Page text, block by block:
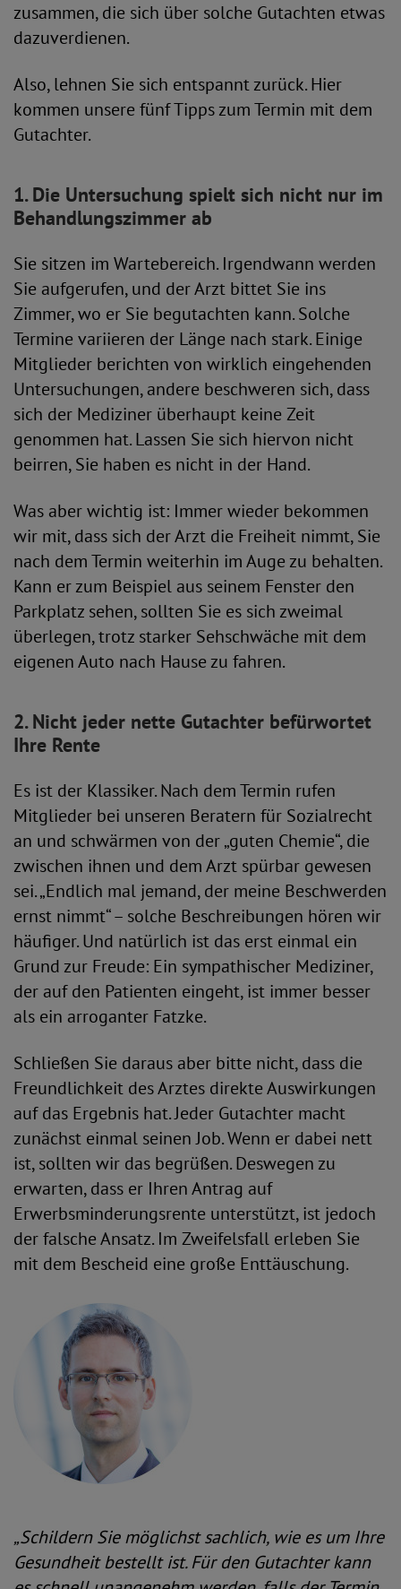
zusammen, die sich über solche Gutachten etwas
dazuverdienen.
Also, lehnen Sie sich entspannt zurück. Hier
kommen unsere fünf Tipps zum Termin mit dem
Gutachter.
1. Die Untersuchung spielt sich nicht nur im
Behandlungszimmer ab
Sie sitzen im Wartebereich. Irgendwann werden
Sie aufgerufen, und der Arzt bittet Sie ins
Zimmer, wo er Sie begutachten kann. Solche
Termine variieren der Länge nach stark. Einige
Mitglieder berichten von wirklich eingehenden
Untersuchungen, andere beschweren sich, dass
sich der Mediziner überhaupt keine Zeit
genommen hat. Lassen Sie sich hiervon nicht
beirren, Sie haben es nicht in der Hand.
Was aber wichtig ist: Immer wieder bekommen
wir mit, dass sich der Arzt die Freiheit nimmt, Sie
nach dem Termin weiterhin im Auge zu behalten.
Kann er zum Beispiel aus seinem Fenster den
Parkplatz sehen, sollten Sie es sich zweimal
überlegen, trotz starker Sehschwäche mit dem
eigenen Auto nach Hause zu fahren.
2. Nicht jeder nette Gutachter befürwortet
Ihre Rente
Es ist der Klassiker. Nach dem Termin rufen
Mitglieder bei unseren Beratern für Sozialrecht
an und schwärmen von der „guten Chemie“, die
zwischen ihnen und dem Arzt spürbar gewesen
sei. „Endlich mal jemand, der meine Beschwerden
ernst nimmt“ – solche Beschreibungen hören wir
häufiger. Und natürlich ist das erst einmal ein
Grund zur Freude: Ein sympathischer Mediziner,
der auf den Patienten eingeht, ist immer besser
als ein arroganter Fatzke.
Schließen Sie daraus aber bitte nicht, dass die
Freundlichkeit des Arztes direkte Auswirkungen
auf das Ergebnis hat. Jeder Gutachter macht
zunächst einmal seinen Job. Wenn er dabei nett
ist, sollten wir das begrüßen. Deswegen zu
erwarten, dass er Ihren Antrag auf
Erwerbsminderungsrente unterstützt, ist jedoch
der falsche Ansatz. Im Zweifelsfall erleben Sie
mit dem Bescheid eine große Enttäuschung.
„Schildern Sie möglichst sachlich, wie es um Ihre
Gesundheit bestellt ist. Für den Gutachter kann